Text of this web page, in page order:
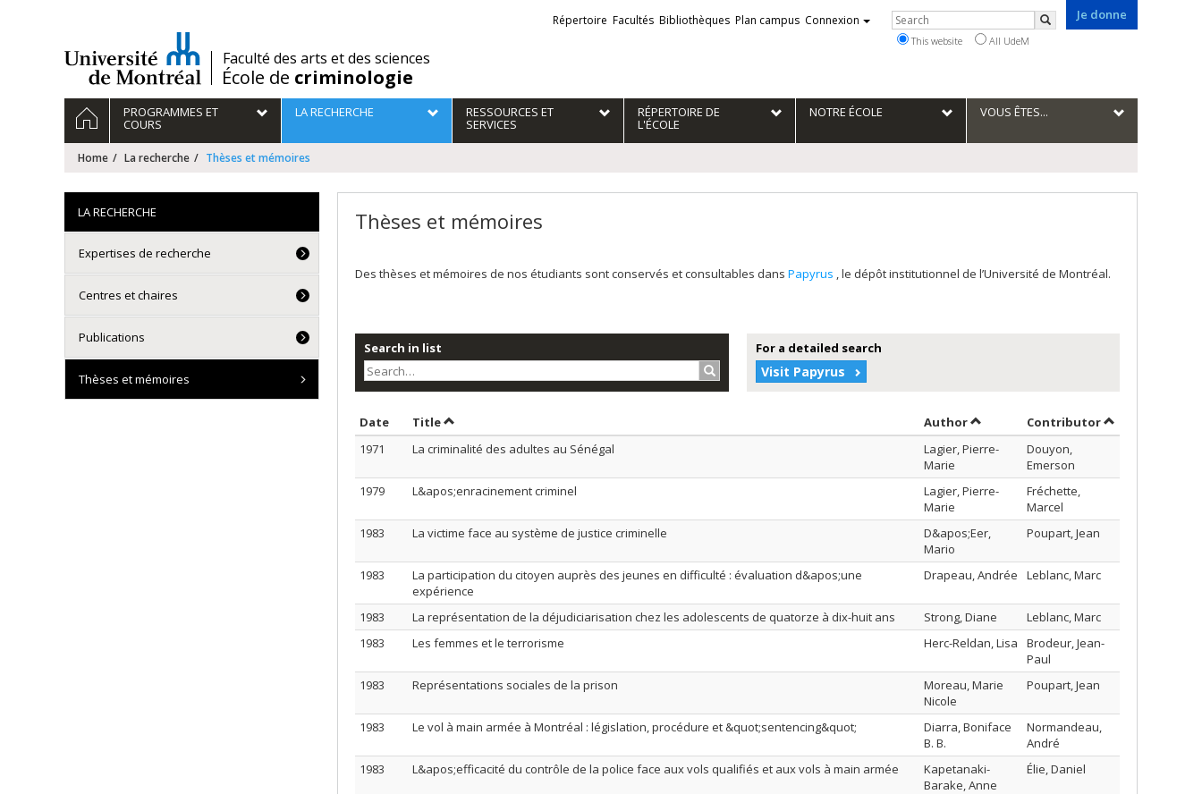
/Faculté des arts et des sciences
École de criminologie
Je donne
Liens
externes
Répertoire Facultés Bibliothèques Plan campus Connexion Rechercher
Search
This website All UdeM
Navigation
principale
HOMEPROGRAMMES ET
COURS
LA RECHERCHE RESSOURCES ET
SERVICES
RÉPERTOIRE DE
L'ÉCOLE
NOTRE ÉCOLE VOUS ÊTES...
Home La recherche Thèses et mémoires
Thèses et mémoires
Des thèses et mémoires de nos étudiants sont conservés et consultables dans Papyrus , le dépôt institutionnel de l’Université de Montréal.
Search in list
Search…
For a detailed search
Visit Papyrus
Date Sort by date in descending order
TitleSort by title in descending order AuthorSort by author in descending order
Contributorby contributor
1971
La criminalité des adultes au Sénégal
Lagier, Pierre-
Marie
Douyon,
Emerson
1979
L&apos;enracinement criminel
Lagier, Pierre-
Marie
Fréchette,
Marcel
1983
La victime face au système de justice criminelle
D&apos;Eer,
Mario
Poupart, Jean
1983
La participation du citoyen auprès des jeunes en difficulté : évaluation d&apos;une
expérience
Drapeau, Andrée Leblanc, Marc
1983 La représentation de la déjudiciarisation chez les adolescents de quatorze à dix-huit ans Strong, Diane
Leblanc, Marc
1983
Les femmes et le terrorisme Herc-Reldan, Lisa
Brodeur, Jean-
Paul
1983
Représentations sociales de la prison
Moreau, Marie
Nicole
Poupart, Jean
1983 Le vol à main armée à Montréal : législation, procédure et &quot;sentencing&quot;
Diarra, Boniface
B. B.
Normandeau,
André
1983
L&apos;efficacité du contrôle de la police face aux vols qualifiés et aux vols à main armée
Kapetanaki-
Barake, Anne
Élie, Daniel
LA RECHERCHE
Expertises de recherche
Centres et chaires
Publications
Thèses et mémoires